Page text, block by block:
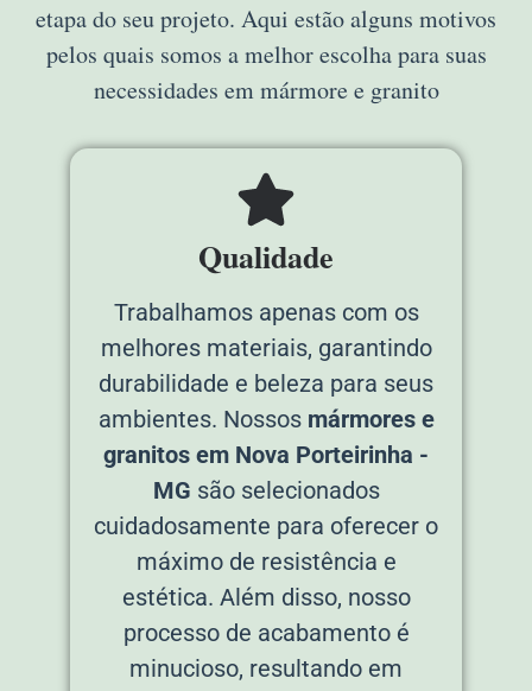
etapa do seu projeto. Aqui estão alguns motivos
pelos quais somos a melhor escolha para suas
necessidades em mármore e granito
Qualidade
Trabalhamos apenas com os
melhores materiais, garantindo
durabilidade e beleza para seus
ambientes. Nossos mármores e
granitos em Nova Porteirinha -
MG são selecionados
cuidadosamente para oferecer o
máximo de resistência e
estética. Além disso, nosso
processo de acabamento é
minucioso, resultando em